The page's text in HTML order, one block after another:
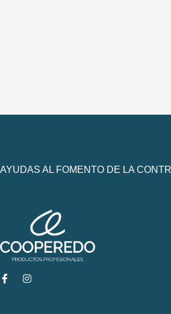
AYUDAS AL FOMENTO DE LA